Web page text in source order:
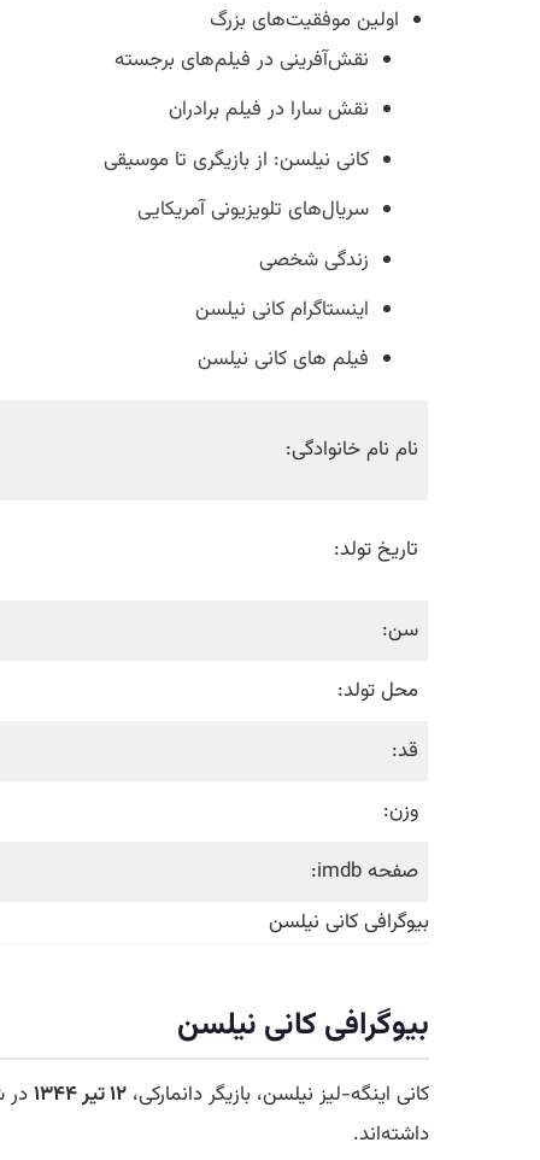
اولین موفقیت‌های بزرگ
نقش‌آفرینی در فیلم‌های برجسته
نقش سارا در فیلم برادران
کانی نیلسن: از بازیگری تا موسیقی
سریال‌های تلویزیونی آمریکایی
زندگی شخصی
اینستاگرام کانی نیلسن
فیلم های کانی نیلسن
نام نام خانوادگی:
تاریخ تولد:
سن:
محل تولد:
قد:
وزن:
صفحه imdb:
بیوگرافی کانی نیلسن
بیوگرافی کانی نیلسن
کانی اینگه-لیز نیلسن، بازیگر دانمارکی، ۱۲ تیر ۱۳۴۴
در
داشته‌اند.